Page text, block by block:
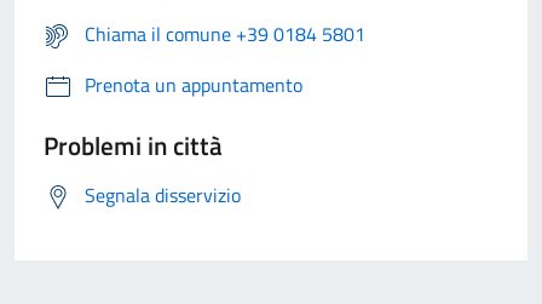
Chiama il comune +39 0184 5801
Prenota un appuntamento
Problemi in città
Segnala disservizio